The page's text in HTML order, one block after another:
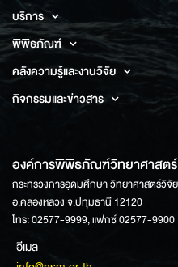
บริการ
พิพิธภัณฑ์
คลังความรู้และงานวิจัย
กิจกรรมและข่าวสาร
องค์การพิพิธภัณฑ์วิทยาศาสตร์
กระทรวงการอุดมศึกษา วิทยาศาสตร์วิจั
อ.คลองหลวง จ.ปทุมธานี 12120
โทร: 02577-9999, แฟกซ์ 02577-9900
อีเมล